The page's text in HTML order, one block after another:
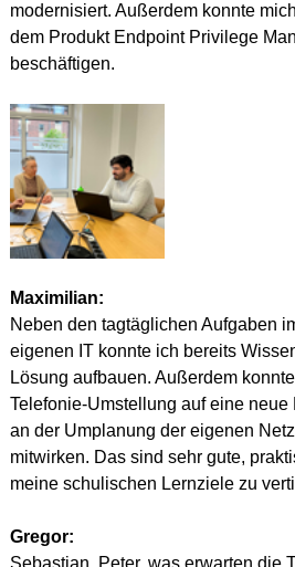
modernisiert. Außerdem konnte
dem Produkt Endpoint Privilege
beschäftigen.
Maximilian:
Neben den tagtäglichen Aufgaben
eigenen IT konnte ich bereits
Lösung aufbauen. Außerdem
Telefonie-Umstellung auf eine neue
an der Umplanung der eigenen
mitwirken. Das sind sehr gute,
meine schulischen Lernziele zu
Gregor:
Sebastian, Peter, was erwarten die